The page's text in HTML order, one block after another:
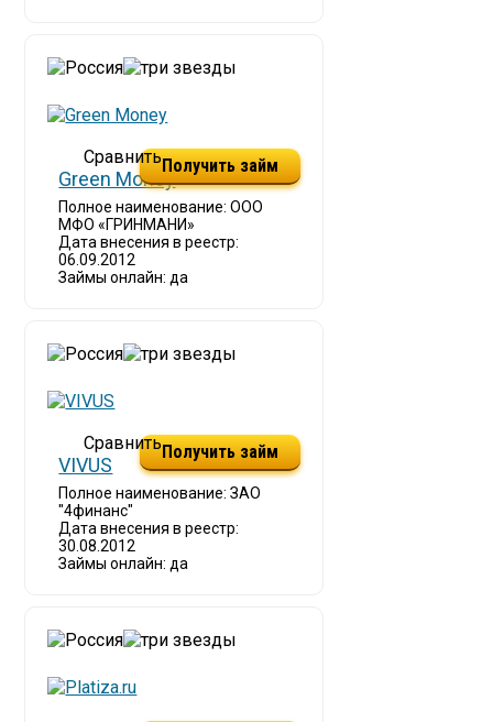
Green Money
Полное наименование: ООО
МФО «ГРИНМАНИ»
Дата внесения в реестр:
06.09.2012
Займы онлайн: да
Получить займ
VIVUS
Полное наименование: ЗАО
"4финанс"
Дата внесения в реестр:
30.08.2012
Займы онлайн: да
Получить займ